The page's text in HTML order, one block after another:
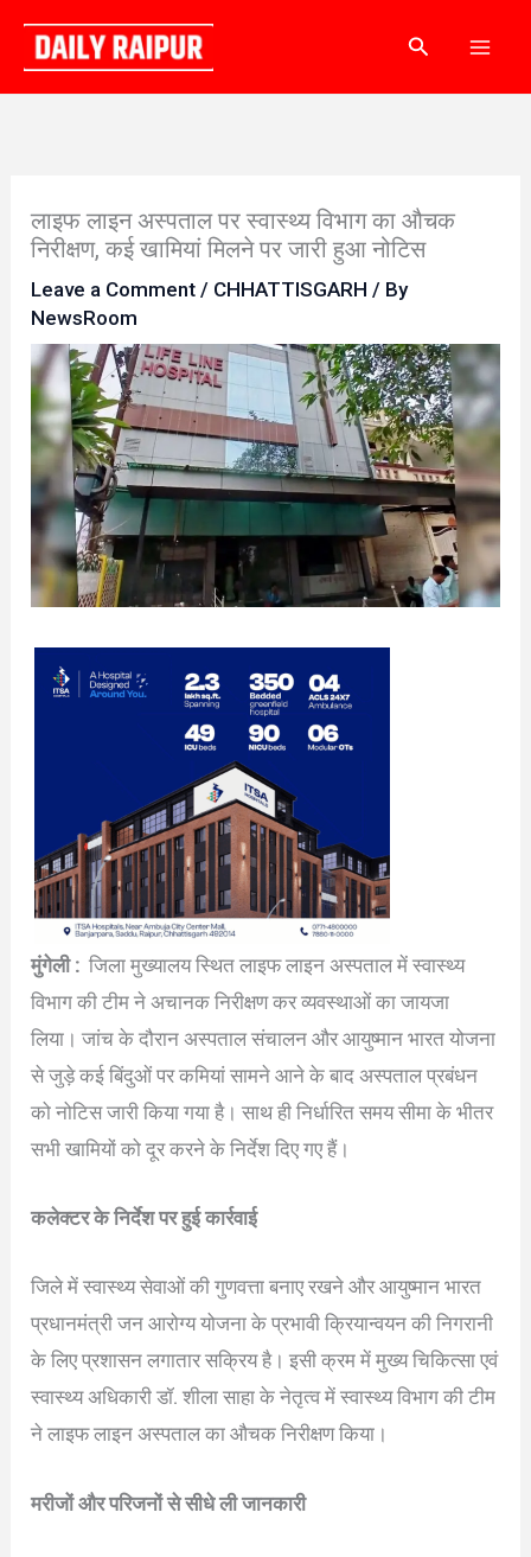
content
Search
लाइफ लाइन अस्पताल पर स्वास्थ्य विभाग का औचक
निरीक्षण, कई खामियां मिलने पर जारी हुआ नोटिस
Leave a Comment / CHHATTISGARH / By
NewsRoom
मुंगेली : जिला मुख्यालय स्थित लाइफ लाइन अस्पताल में स्वास्थ्य
विभाग की टीम ने अचानक निरीक्षण कर व्यवस्थाओं का जायजा
लिया। जांच के दौरान अस्पताल संचालन और आयुष्मान भारत योजना
से जुड़े कई बिंदुओं पर कमियां सामने आने के बाद अस्पताल प्रबंधन
को नोटिस जारी किया गया है। साथ ही निर्धारित समय सीमा के भीतर
सभी खामियों को दूर करने के निर्देश दिए गए हैं।
कलेक्टर के निर्देश पर हुई कार्रवाई
जिले में स्वास्थ्य सेवाओं की गुणवत्ता बनाए रखने और आयुष्मान भारत
प्रधानमंत्री जन आरोग्य योजना के प्रभावी क्रियान्वयन की निगरानी
के लिए प्रशासन लगातार सक्रिय है। इसी क्रम में मुख्य चिकित्सा एवं
स्वास्थ्य अधिकारी डॉ. शीला साहा के नेतृत्व में स्वास्थ्य विभाग की टीम
ने लाइफ लाइन अस्पताल का औचक निरीक्षण किया।
मरीजों और परिजनों से सीधे ली जानकारी